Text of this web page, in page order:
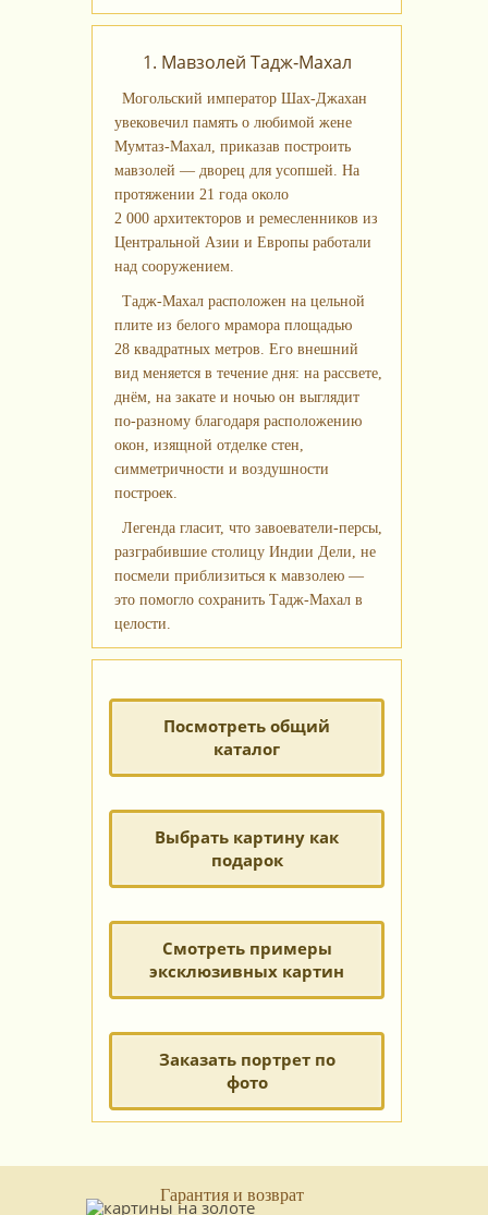
1. Мавзолей Тадж‑Махал
Могольский император Шах‑Джахан
увековечил память о любимой жене
Мумтаз‑Махал, приказав построить
мавзолей — дворец для усопшей. На
протяжении 21 года около
2 000 архитекторов и ремесленников из
Центральной Азии и Европы работали
над сооружением.
Тадж‑Махал расположен на цельной
плите из белого мрамора площадью
28 квадратных метров. Его внешний
вид меняется в течение дня: на рассвете,
днём, на закате и ночью он выглядит
по‑разному благодаря расположению
окон, изящной отделке стен,
симметричности и воздушности
построек.
Легенда гласит, что завоеватели‑персы,
разграбившие столицу Индии Дели, не
посмели приблизиться к мавзолею —
это помогло сохранить Тадж‑Махал в
целости.
Посмотреть общий
каталог
Выбрать картину как
подарок
Смотреть примеры
эксклюзивных картин
Заказать портрет по
фото
Гарантия и возврат